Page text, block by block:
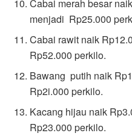
Cabai merah besar
menjadi Rp25.000
Cabai rawit naik
Rp52.000 perkilo.
Bawang putih naik
Rp2i.000 perkilo.
Kacang hijau naik
Rp23.000 perkilo.